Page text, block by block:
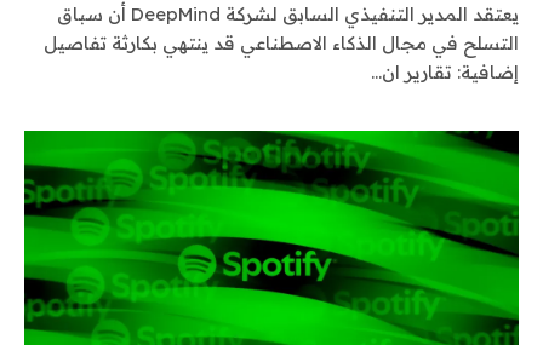
يعتقد المدير التنفيذي السابق لشركة DeepMind أن سباق
التسلح في مجال الذكاء الاصطناعي قد ينتهي بكارثة تفاصيل
إضافية: تقارير ان…